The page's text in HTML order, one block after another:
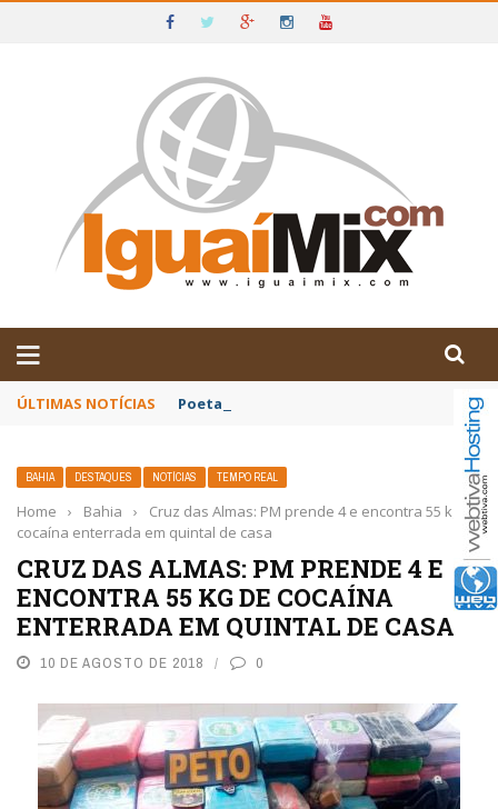
IGUAÍ E SUDOESTE DA BAHIA
ÚLTIMAS NOTÍCIAS Poetas baianos representam o Brasil no
BAHIA DESTAQUES NOTÍCIAS TEMPO REAL
Home › Bahia ›
Cruz das Almas: PM prende 4 e encontra 55 kg de
cocaína enterrada em quintal de casa
CRUZ DAS ALMAS: PM PRENDE 4 E
ENCONTRA 55 KG DE COCAÍNA
ENTERRADA EM QUINTAL DE CASA
10 DE AGOSTO DE 2018 0